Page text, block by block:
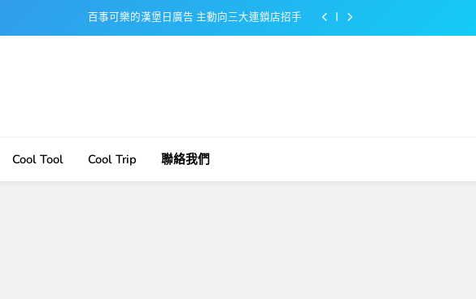
百事可樂的漢堡日廣告 主動向三大連鎖店招手
百事可樂的漢堡日廣告 主動向三大連鎖店招手
Cool Tool Cool Trip 聯絡我們